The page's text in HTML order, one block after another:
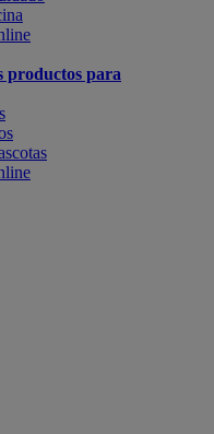
productos para